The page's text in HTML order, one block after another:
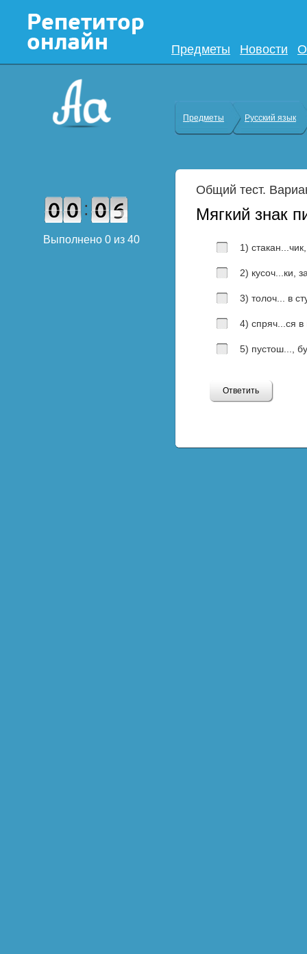
Предметы Новости
Предметы Русский язык
:
Выполнено 0 из 40
Общий тест.
Мягкий знак
1)
2) кусоч...ки,
3) толоч... в
4) спряч...ся
5) пустош...,
Ответить